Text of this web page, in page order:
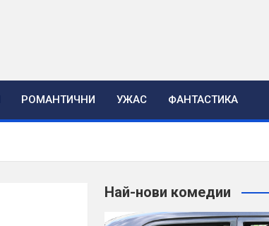
РОМАНТИЧНИ УЖАС ФАНТАСТИКА
Най-нови комедии